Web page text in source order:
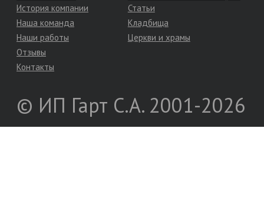
История компании
Наша команда
Наши работы
Отзывы
Контакты
Статьи
Кладбища
Церкви и храмы
© ИП Гарт С.А. 2001-2026